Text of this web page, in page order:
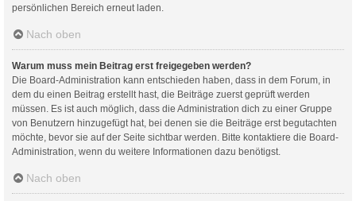
persönlichen Bereich erneut laden.
Nach oben
Warum muss mein Beitrag erst freigegeben werden?
Die Board-Administration kann entschieden haben, dass in dem Forum, in
dem du einen Beitrag erstellt hast, die Beiträge zuerst geprüft werden
müssen. Es ist auch möglich, dass die Administration dich zu einer Gruppe
von Benutzern hinzugefügt hat, bei denen sie die Beiträge erst begutachten
möchte, bevor sie auf der Seite sichtbar werden. Bitte kontaktiere die Board-
Administration, wenn du weitere Informationen dazu benötigst.
Nach oben